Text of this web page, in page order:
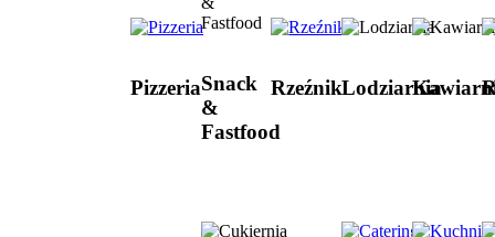
PizzeriaSnack
&
Fastfood
RzeźnikLodziarnia